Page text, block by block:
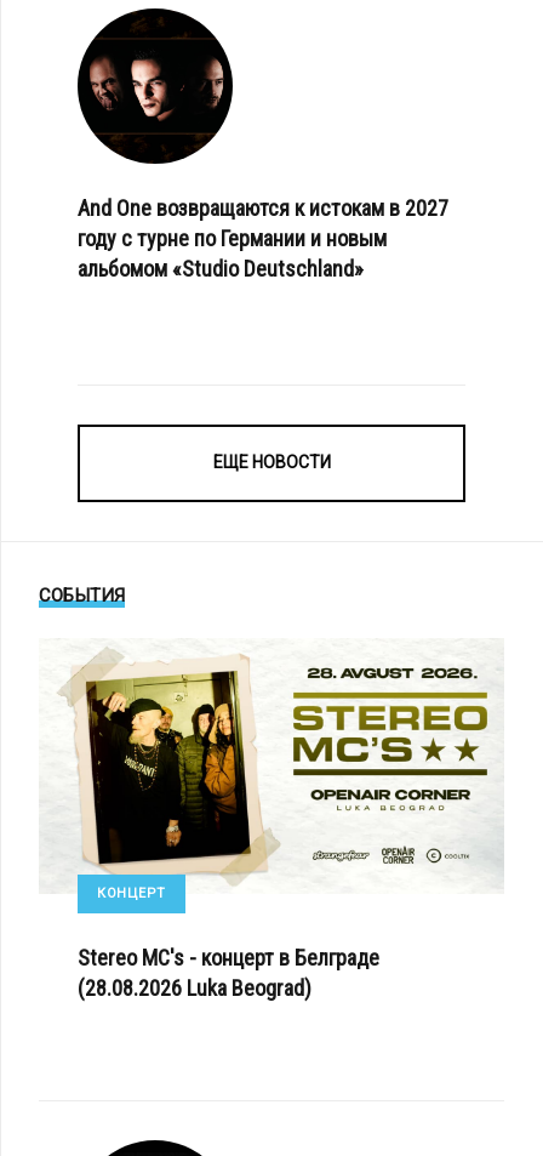
And One возвращаются к истокам в 2027
году с турне по Германии и новым
альбомом «Studio Deutschland»
ЕЩЕ НОВОСТИ
СОБЫТИЯ
КОНЦЕРТ
Stereo MC's - концерт в Белграде
(28.08.2026 Luka Beograd)